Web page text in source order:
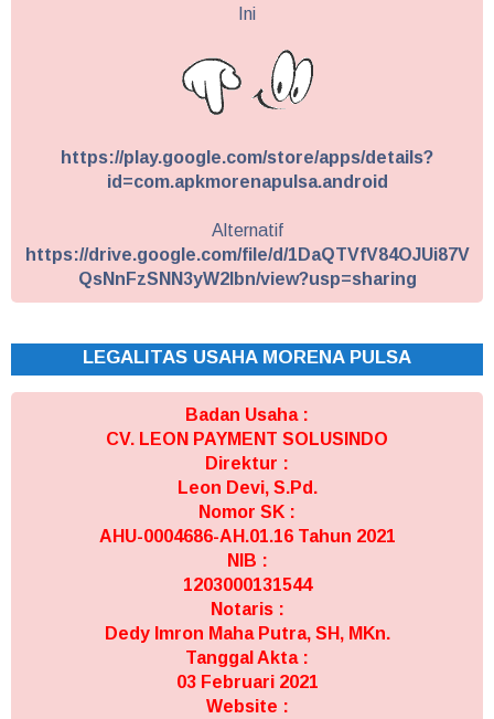
Ini
https://play.google.com/store/apps/details?
id=com.apkmorenapulsa.android
Alternatif
https://drive.google.com/file/d/1DaQTVfV84OJUi87V
QsNnFzSNN3yW2Ibn/view?usp=sharing
LEGALITAS USAHA MORENA PULSA
Badan Usaha :
CV. LEON PAYMENT SOLUSINDO
Direktur :
Leon Devi, S.Pd.
Nomor SK :
AHU-0004686-AH.01.16 Tahun 2021
NIB :
1203000131544
Notaris :
Dedy Imron Maha Putra, SH, MKn.
Tanggal Akta :
03 Februari 2021
Website :